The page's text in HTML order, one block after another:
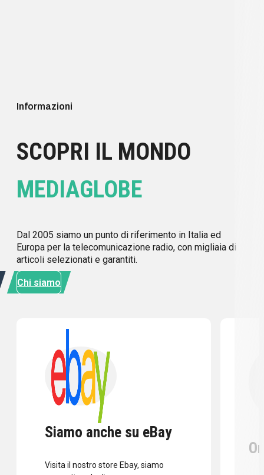
Informazioni
SCOPRI IL MONDO
MEDIAGLOBE
Dal 2005 siamo un punto di riferimento in Italia ed
Europa per la telecomunicazione radio, con migliaia di
articoli selezionati e garantiti.
Chi siamo
Siamo anche su eBay
Visita il nostro store Ebay, siamo